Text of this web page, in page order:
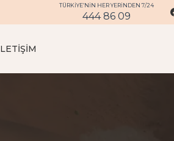
TÜRKİYE’NİN HER YERİNDEN 7/24
444 86 09